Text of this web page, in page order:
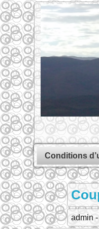
Conditions
admin -